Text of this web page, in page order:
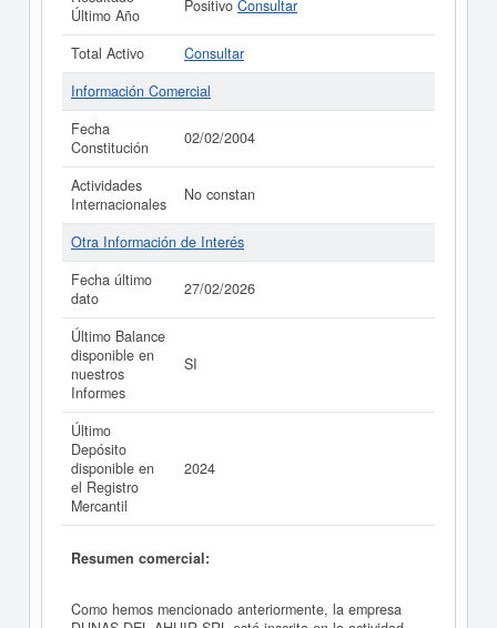
Último Año
Positivo Consultar
Total Activo
Consultar
Información Comercial
Fecha
Constitución
02/02/2004
Actividades
Internacionales
No constan
Otra Información de Interés
Fecha último
dato
27/02/2026
Último Balance
disponible en
nuestros
Informes
SI
Último
Depósito
disponible en
el Registro
Mercantil
2024
Resumen comercial:
Como hemos mencionado anteriormente, la empresa